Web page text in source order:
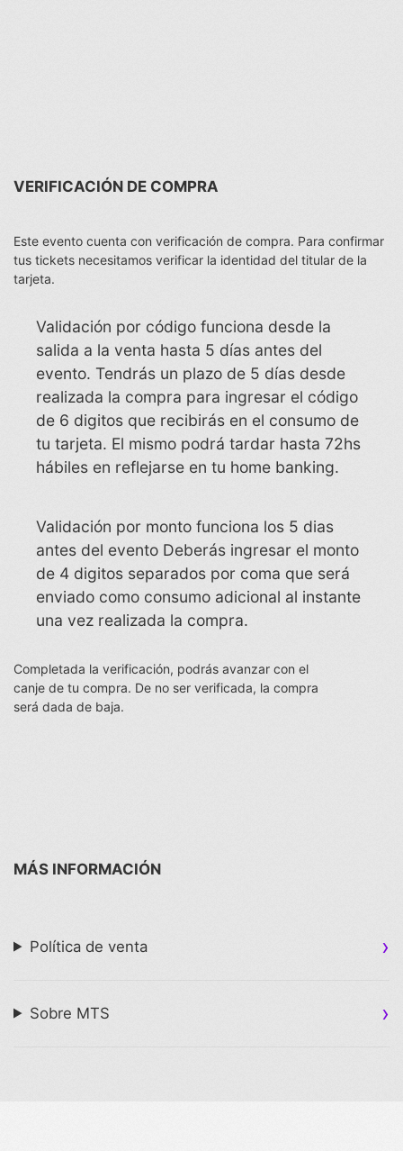
VERIFICACIÓN DE COMPRA
Este evento cuenta con verificación de compra. Para confirmar
tus tickets necesitamos verificar la identidad del titular de la
tarjeta.
Validación por código funciona desde la
salida a la venta hasta 5 días antes del
evento. Tendrás un plazo de 5 días desde
realizada la compra para ingresar el código
de 6 digitos que recibirás en el consumo de
tu tarjeta. El mismo podrá tardar hasta 72hs
hábiles en reflejarse en tu home banking.
Validación por monto funciona los 5 dias
antes del evento Deberás ingresar el monto
de 4 digitos separados por coma que será
enviado como consumo adicional al instante
una vez realizada la compra.
Completada la verificación, podrás avanzar con el
canje de tu compra. De no ser verificada, la compra
será dada de baja.
MÁS INFORMACIÓN
Política de venta
Sobre MTS